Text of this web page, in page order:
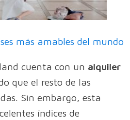
más amables del mundo
cuenta con un alquiler
que el resto de las
Sin embargo, esta
índices de